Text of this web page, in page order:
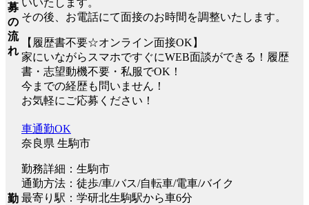
募
の
流
れ
その後、お電話にて面接のお時間を調整いたします。
【履歴書不要☆オンライン面接OK】
家にいながらスマホですぐにWEB面談ができる！履歴
書・志望動機不要・私服でOK！
今までの経歴も問いません！
お気軽にご応募ください！
勤
車通勤OK
奈良県 生駒市
勤務詳細：生駒市
通勤方法：徒歩/車/バス/自転車/電車/バイク
最寄り駅：学研北生駒駅から車6分